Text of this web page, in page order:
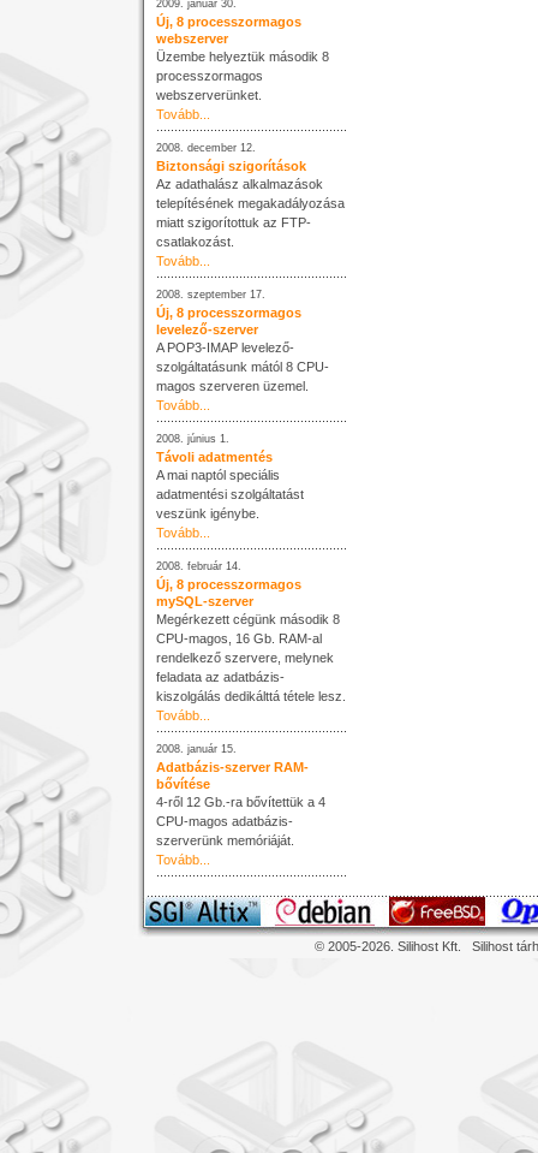
2009. január 30.
Új, 8 processzormagos
webszerver
Üzembe helyeztük második 8
processzormagos
webszerverünket.
Tovább...
2008. december 12.
Biztonsági szigorítások
Az adathalász alkalmazások
telepítésének megakadályozása
miatt szigorítottuk az FTP-
csatlakozást.
Tovább...
2008. szeptember 17.
Új, 8 processzormagos
levelező-szerver
A POP3-IMAP levelező-
szolgáltatásunk mától 8 CPU-
magos szerveren üzemel.
Tovább...
2008. június 1.
Távoli adatmentés
A mai naptól speciális
adatmentési szolgáltatást
veszünk igénybe.
Tovább...
2008. február 14.
Új, 8 processzormagos
mySQL-szerver
Megérkezett cégünk második 8
CPU-magos, 16 Gb. RAM-al
rendelkező szervere, melynek
feladata az adatbázis-
kiszolgálás dedikálttá tétele lesz.
Tovább...
2008. január 15.
Adatbázis-szerver RAM-
bővítése
4-ről 12 Gb.-ra bővítettük a 4
CPU-magos adatbázis-
szerverünk memóriáját.
Tovább...
© 2005-2026. Silihost Kft. Silihost